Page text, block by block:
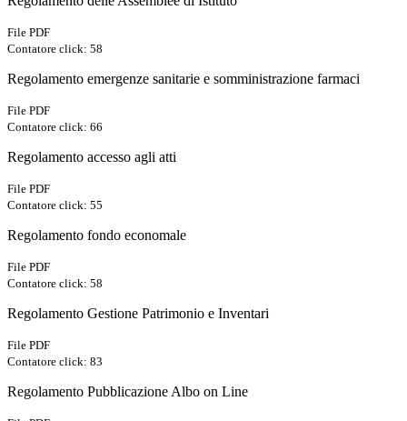
File PDF
Contatore click: 58
Regolamento emergenze sanitarie e somministrazione farmaci
File PDF
Contatore click: 66
Regolamento accesso agli atti
File PDF
Contatore click: 55
Regolamento fondo economale
File PDF
Contatore click: 58
Regolamento Gestione Patrimonio e Inventari
File PDF
Contatore click: 83
Regolamento Pubblicazione Albo on Line